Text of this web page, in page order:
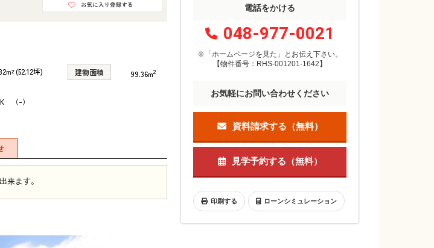
(52.12坪) 建物面積 99.36m2
（-）
ます。
電話をかける
048-977-0021
※「ホームページを見た」 と お伝え下さい。
【物件番号：RHS-001201-1642】
お気軽にお問い合わせください
資料請求する（無料）
見学予約する（無料）
印刷する ローンシミュレーション